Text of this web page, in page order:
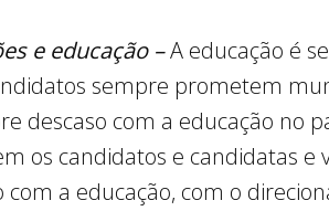
e educação –A educação é
sempre prometem
descaso com a educação no
os candidatos e candidatas
a educação, com o